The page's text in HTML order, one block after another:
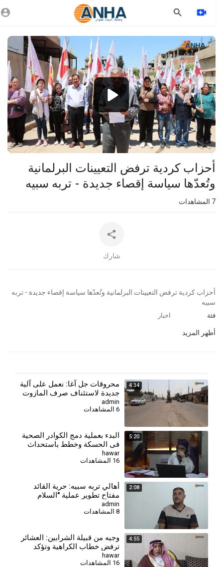
Video
Player
1080p
360p
240p
auto
⁣أحزاب كردية ترفض التعيينات البرلمانية
وتُعدّها سياسة إقصاء جديدة - تربه سبيه
المشاهدات
شارك
⁣⁣أحزاب كردية ترفض التعيينات البرلمانية وتُعدّها سياسة إقصاء جديدة - تربه
سبيه
فئة اخبار
أظهر المزيد
4:34
⁣محروقات جل آغا: نعمل على آلية
جديدة لاستئناف صرف المازوت
الخدمي لمستحقيه
admin
6 المشاهدات
5:20
البدء بعملية دمج الكوادر الصحية
في الحسكة وخطط باستحداث
مراكز جديدة
hawar
16 المشاهدات
2:08
⁣أهالي تربه سبيه: حرية القائد
مفتاح تطوير عملية "السلام
والمجتمع الديمقراطي"
admin
4:55
وجيه من قبيلة الشرابين: العشائر
ترفض خطاب الكراهية وتؤكد
تمسكها بوحدة المجتمع
hawar
16 المشاهدات